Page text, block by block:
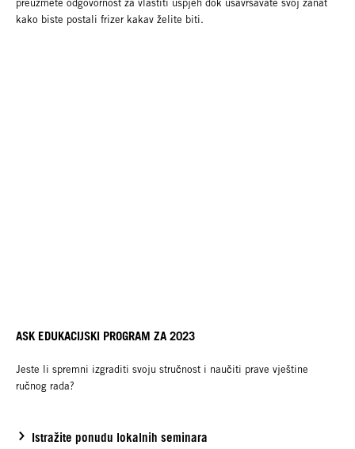
preuzmete odgovornost za vlastiti uspjeh dok usavršavate svoj zanat
kako biste postali frizer kakav želite biti.
ASK EDUKACIJSKI PROGRAM ZA 2023
Jeste li spremni izgraditi svoju stručnost i naučiti prave vještine
ručnog rada?
Istražite ponudu lokalnih seminara